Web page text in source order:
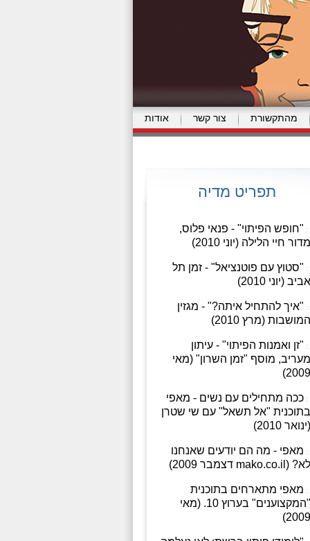
אודות צור קשר מהתקשורת
תפריט מדיה
"חופש הפיתוי" - פנאי פלוס,
מדור חיי הלילה (יוני 2010)
"סטוץ עם פוטנציאל" - זמן תל
אביב (יוני 2010)
"איך להתחיל איתה?" - מגזין
המושבות (מרץ 2010)
"זן ואמנות הפיתוי" - עיתון
מעריב, מוסף "זמן השרון" (מאי
2009)
ככה מתחילים עם נשים - מאפי
בתוכנית "אל תשאל" עם שי שטרן
(ינואר 2010)
מאפי - מה הם יודעים שאנחנו
לא? (mako.co.il דצמבר 2009)
מאפי מתארחים בתוכנית
"המקצוענים" בערוץ 10. (מאי
2009)